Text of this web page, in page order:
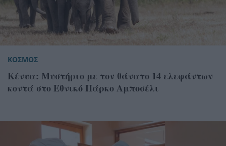
ΚΟΣΜΟΣ
Κένυα: Μυστήριο με τον θάνατο 14 ελεφάντων
κοντά στο Εθνικό Πάρκο Αμποσέλι